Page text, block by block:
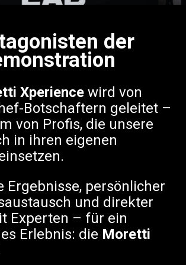
der
Xperience wird von
Botschaftern geleitet –
von Profis, die unsere
in ihren eigenen
Ergebnisse, persönlicher
und direkter
Experten – für ein
Erlebnis: die Moretti